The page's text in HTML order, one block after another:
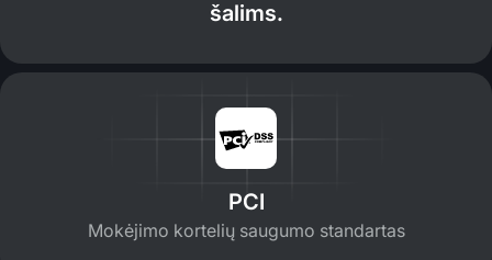
šalims.
PCI
Mokėjimo kortelių saugumo standartas